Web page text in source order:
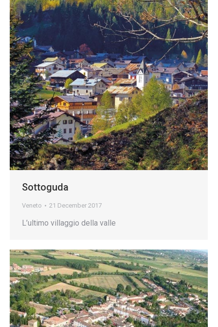
Sottoguda
Veneto 21 December 2017
L’ultimo villaggio della valle